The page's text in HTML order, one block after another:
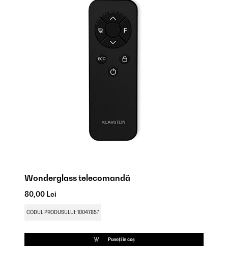
Wonderglass telecomandă
80,00 Lei
CODUL PRODUSULUI: 10047857
Puneți în coș